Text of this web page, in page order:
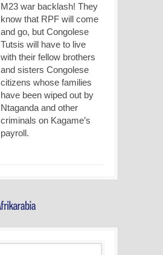
M23 war backlash! They
know that RPF will come
and go, but Congolese
Tutsis will have to live
with their fellow brothers
and sisters Congolese
citizens whose families
have been wiped out by
Ntaganda and other
criminals on Kagame’s
payroll.